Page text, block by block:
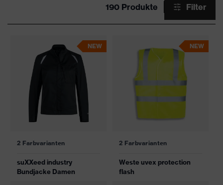
190 Produkte Filter
NEW
2 Farbvarianten
suXXeed industry
Bundjacke Damen
NEW
2 Farbvarianten
Weste uvex protection
flash